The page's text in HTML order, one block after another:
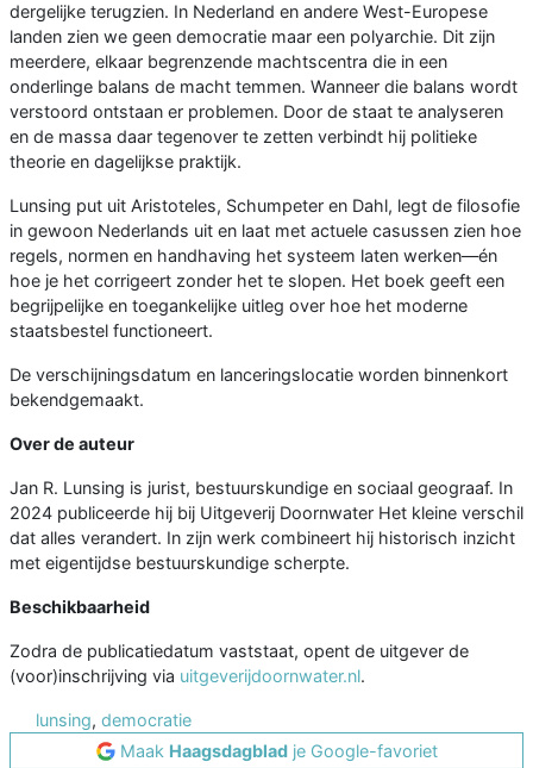
dergelijke terugzien. In Nederland en andere West-Europese
landen zien we geen democratie maar een polyarchie. Dit zijn
meerdere, elkaar begrenzende machtscentra die in een
onderlinge balans de macht temmen. Wanneer die balans wordt
verstoord ontstaan er problemen. Door de staat te analyseren
en de massa daar tegenover te zetten verbindt hij politieke
theorie en dagelijkse praktijk.
Lunsing put uit Aristoteles, Schumpeter en Dahl, legt de filosofie
in gewoon Nederlands uit en laat met actuele casussen zien hoe
regels, normen en handhaving het systeem laten werken—én
hoe je het corrigeert zonder het te slopen. Het boek geeft een
begrijpelijke en toegankelijke uitleg over hoe het moderne
staatsbestel functioneert.
De verschijningsdatum en lanceringslocatie worden binnenkort
bekendgemaakt.
Over de auteur
Jan R. Lunsing is jurist, bestuurskundige en sociaal geograaf. In
2024 publiceerde hij bij Uitgeverij Doornwater Het kleine verschil
dat alles verandert. In zijn werk combineert hij historisch inzicht
met eigentijdse bestuurskundige scherpte.
Beschikbaarheid
Zodra de publicatiedatum vaststaat, opent de uitgever de
(voor)inschrijving via uitgeverijdoornwater.nl.
lunsing, democratie
Maak Haagsdagbladje Google-favoriet